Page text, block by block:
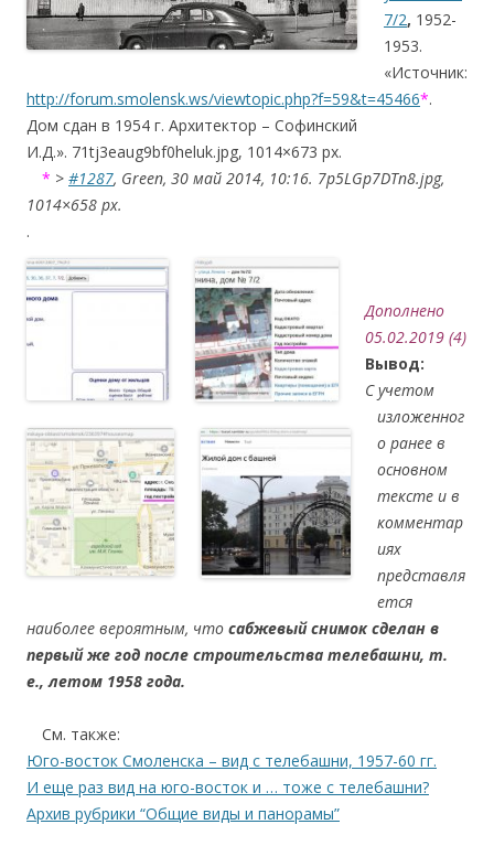
7/2, 1952-
1953.
«Источник:
http://forum.smolensk.ws/viewtopic.php?f=59&t=45466*.
Дом сдан в 1954 г. Архитектор – Софинский
И.Д.». 71tj3eaug9bf0heluk.jpg, 1014×673 px.
* > #1287, Green, 30 май 2014, 10:16. 7p5LGp7DTn8.jpg,
1014×658 px.
.
Дополнено
05.02.2019 (4)
Вывод:
С учетом
изложенног
о ранее в
основном
тексте и в
комментар
иях
представля
ется
наиболее вероятным, что сабжевый снимок сделан в
первый же год после строительства телебашни, т.
е., летом 1958 года.
См. также:
Юго-восток Смоленска – вид с телебашни, 1957-60 гг.
И еще раз вид на юго-восток и … тоже с телебашни?
Архив рубрики “Общие виды и панорамы”